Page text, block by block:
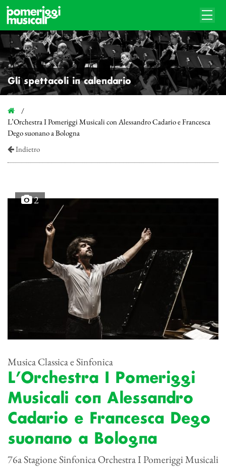
Gli spettacoli in calendario
L’Orchestra I Pomeriggi Musicali con Alessandro Cadario e Francesca
Dego suonano a Bologna
Indietro
2
Musica Classica e Sinfonica
L’Orchestra I Pomeriggi
Musicali con Alessandro
Cadario e Francesca Dego
suonano a Bologna
76a Stagione Sinfonica Orchestra I Pomeriggi Musicali